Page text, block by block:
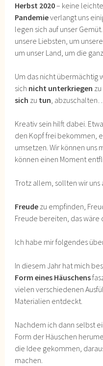
Herbst 2020– keine
Pandemieverlangt uns
legen sich auf unser
unsere Liebsten, um
um unser Land, um die
Um das nicht übermächtig
sich nicht unterkriegen zu
sich zu tun,
Kreativ sein hilft dabei.
den Kopf frei bekommen,
umsetzen. Wir können uns
können einen Moment
Trotz allem, sollten wir uns
Freude zu empfinden,
Freude bereiten, das wäre
Ich habe mir folgendes
In diesem Jahr hat mich
Form eines Häuschens
vielen verschiedenen
Materialien entdeckt.
Nachdem ich dann selbst
Form der Häuschen
die Idee gekommen,
machen.